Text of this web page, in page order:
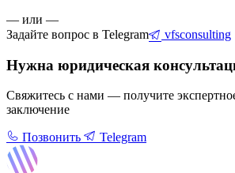
— или —
Задайте вопрос в Telegram
vfsconsulting
Нужна юридическая
Свяжитесь с нами — получите
заключение
Позвонить Telegram